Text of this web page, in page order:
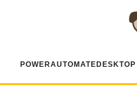
POWERAUTOMATEDESKTOP